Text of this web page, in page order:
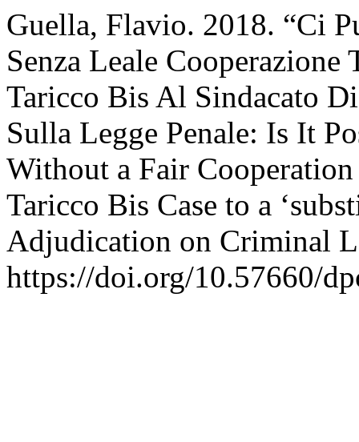
Guella, Flavio. 2018. “Ci
Senza Leale
Taricco Bis Al Sindacato
Sulla Legge Penale: Is It
Without a Fair
Taricco Bis Case to a
Adjudication on Criminal
https://doi.org/10.57660/